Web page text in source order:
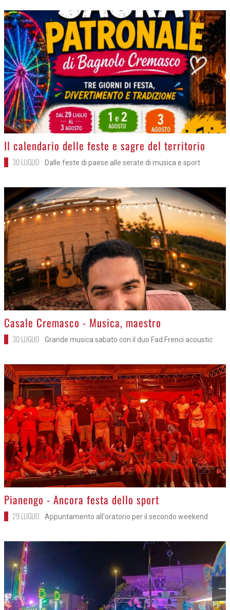
>
Il calendario delle feste e sagre del territorio
30 LUGLIO Dalle feste di paese alle serate di musica e sport
>
Casale Cremasco - Musica, maestro
30 LUGLIO Grande musica sabato con il duo Fad Frenci acoustic
>
Pianengo - Ancora festa dello sport
29 LUGLIO Appuntamento all'oratorio per il secondo weekend